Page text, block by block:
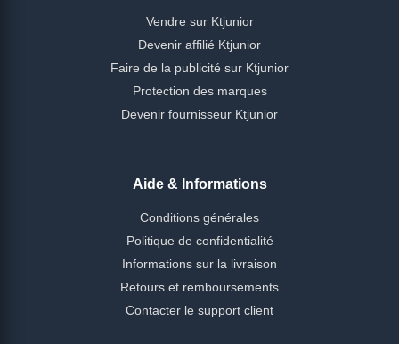
Vendre sur Ktjunior
Devenir affilié Ktjunior
Faire de la publicité sur Ktjunior
Protection des marques
Devenir fournisseur Ktjunior
Aide & Informations
Conditions générales
Politique de confidentialité
Informations sur la livraison
Retours et remboursements
Contacter le support client